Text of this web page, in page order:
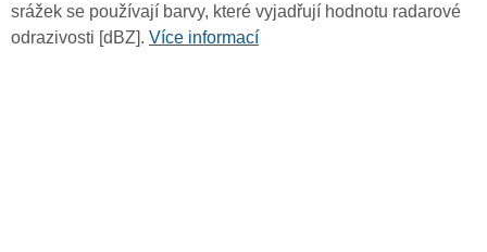
srážek se používají barvy, které vyjadřují hodnotu radarové
odrazivosti [dBZ]. Více informací